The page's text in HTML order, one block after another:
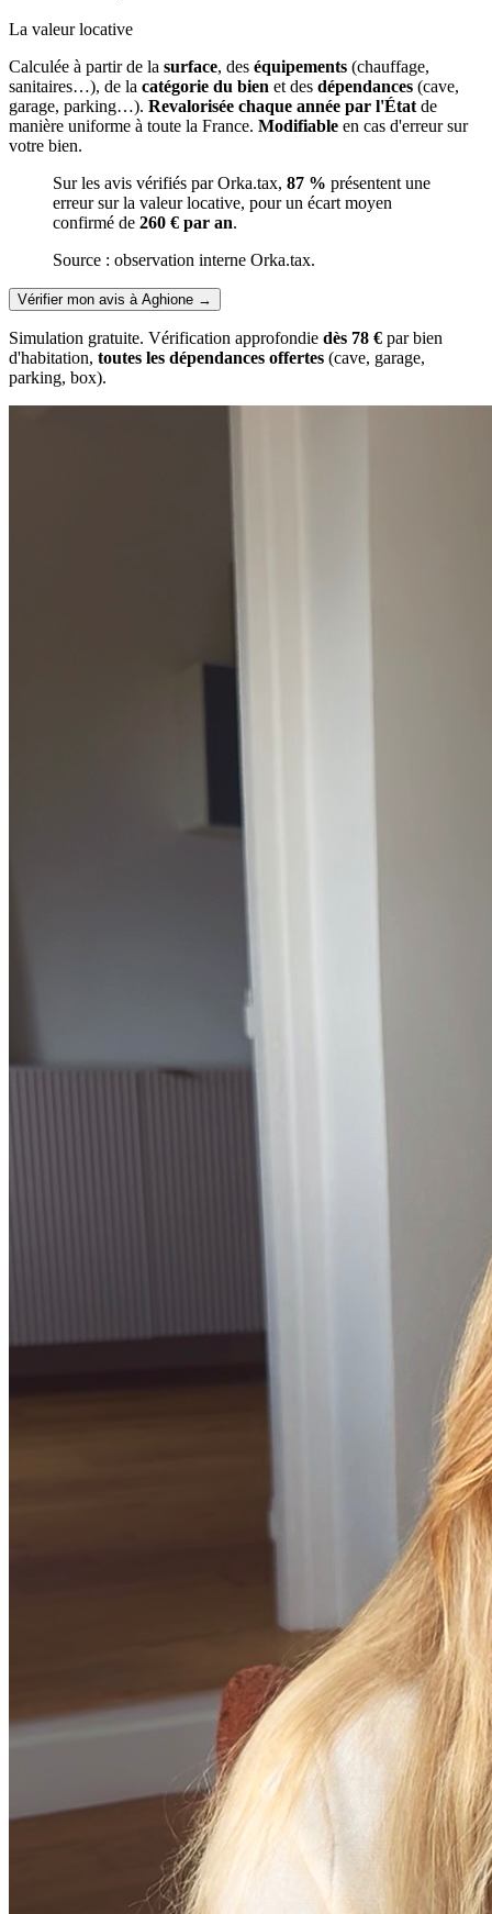
La valeur locative
Calculée à partir de la surface, des équipements (chauffage,
sanitaires…), de la catégorie du bien et des dépendances (cave,
garage, parking…). Revalorisée chaque année par l'État de
manière uniforme à toute la France. Modifiable en cas d'erreur sur
votre bien.
Sur les avis vérifiés par Orka.tax, 87 % présentent une
erreur sur la valeur locative, pour un écart moyen
confirmé de 260 € par an.
Source : observation interne Orka.tax.
Vérifier mon avis à Aghione →
Simulation gratuite. Vérification approfondie dès 78 € par bien
d'habitation, toutes les dépendances offertes (cave, garage,
parking, box).